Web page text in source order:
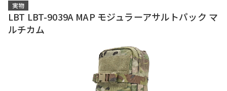
実物
LBT LBT-9039A MAP モジュラーアサルトパック マ
ルチカム